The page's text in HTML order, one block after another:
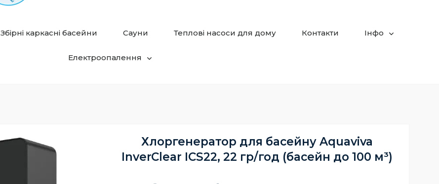
Збірні каркасні басейни Сауни Теплові насоси для дому Контакти Інфо
Електроопалення
Хлоргенератор для басейну Aquaviva
InverClear ICS22, 22 гр/год (басейн до 100 м³)